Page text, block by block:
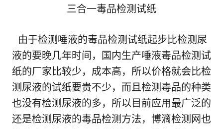
三合一毒品检测试纸
由于检测唾液的毒品检测试纸起步比检测尿
液的要晚几年时间，国内生产唾液毒品检测试
纸的厂家比较少，成本高，所以价格就会比检
测尿液的试纸要贵不少，而且检测毒品的种类
也没有检测尿液的多，所以目前应用最广泛的
还是检测尿液的毒品检测方法，博滴检测网也